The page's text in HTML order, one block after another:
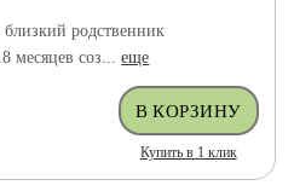
родственник
месяцев соз...еще
Купить в 1 клик